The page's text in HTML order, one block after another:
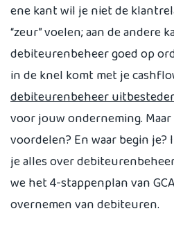
ene kant wil je niet de
“zeur” voelen; aan de andere
debiteurenbeheer goed op
in de knel komt met je
debiteurenbeheer
voor jouw onderneming.
voordelen? En waar begin
je alles over
we het 4-stappenplan van
overnemen van debiteuren.